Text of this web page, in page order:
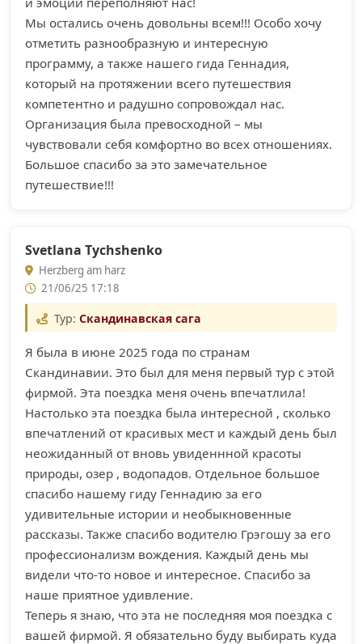
Мы остались очень довольны всем!!! Особо хочу
отметить разнообразную и интересную
программу, а также нашего гида Геннадия,
который на протяжении всего путешествия
компетентно и радушно сопровождал нас.
Организация была превосходной – мы
чувствовали себя комфортно во всех отношениях.
Большое спасибо за это замечательное
путешествие!!!
Svetlana Tychshenko
Herzberg am harz
21/06/25 17:18
Тур: Скандинавская сага
Я была в июне 2025 года по странам
Скандинавии. Это был для меня первый тур с этой
фирмой. Эта поездка меня очень впечатлила!
Настолько эта поездка была интересной , сколько
впечатлений от красивых мест и каждый день был
неожиданный от вновь увиденнной красоты
природы, озер , водопадов. Отдельное большое
спасибо нашему гиду Геннадию за его
удивительные истории и необыкновенные
рассказы. Также спасибо водителю Грэгошу за его
профессионализм вождения. Каждый день мы
видели что-то новое и интересное. Спасибо за
наше приятное удивление.
Теперь я знаю, что эта не последняя моя поездка с
вашей фирмой. Я обязательно буду выбирать куда